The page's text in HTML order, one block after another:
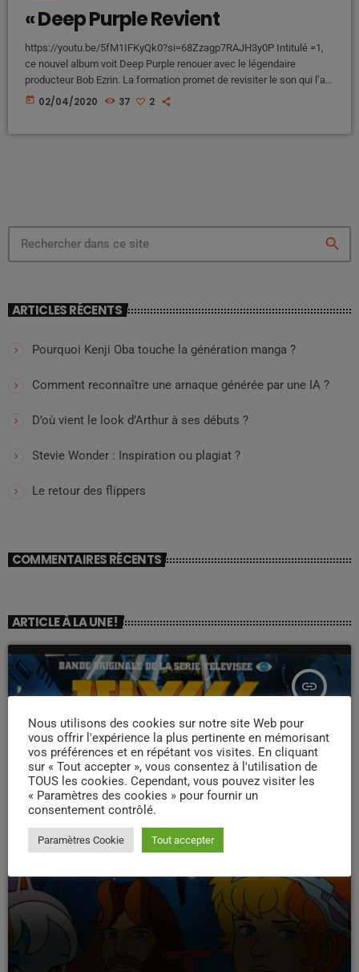
« Deep Purple Revient
https://youtu.be/5fM1IFKyQk0?si=68Zzagp7RAJH3y0P Intitulé =1,
ce nouvel album voit Deep Purple renouer avec le légendaire
producteur Bob Ezrin. La formation promet de revisiter le son qui l’a
propulsé sur le devant de la scène il y a plus de cinquante ans, tout
today 02/04/2020 37 2
search
ARTICLES RÉCENTS
Pourquoi Kenji Oba touche la génération manga ?
Comment reconnaître une arnaque générée par une IA ?
D’où vient le look d’Arthur à ses débuts ?
Stevie Wonder : Inspiration ou plagiat ?
Le retour des flippers
COMMENTAIRES RÉCENTS
ARTICLE À LA UNE !
insert_link
Nous utilisons des cookies sur notre site Web pour
vous offrir l'expérience la plus pertinente en mémorisant
vos préférences et en répétant vos visites. En cliquant
sur « Tout accepter », vous consentez à l'utilisation de
TOUS les cookies. Cependant, vous pouvez visiter les
« Paramètres des cookies » pour fournir un
consentement contrôlé.
Paramètres Cookie Tout accepter